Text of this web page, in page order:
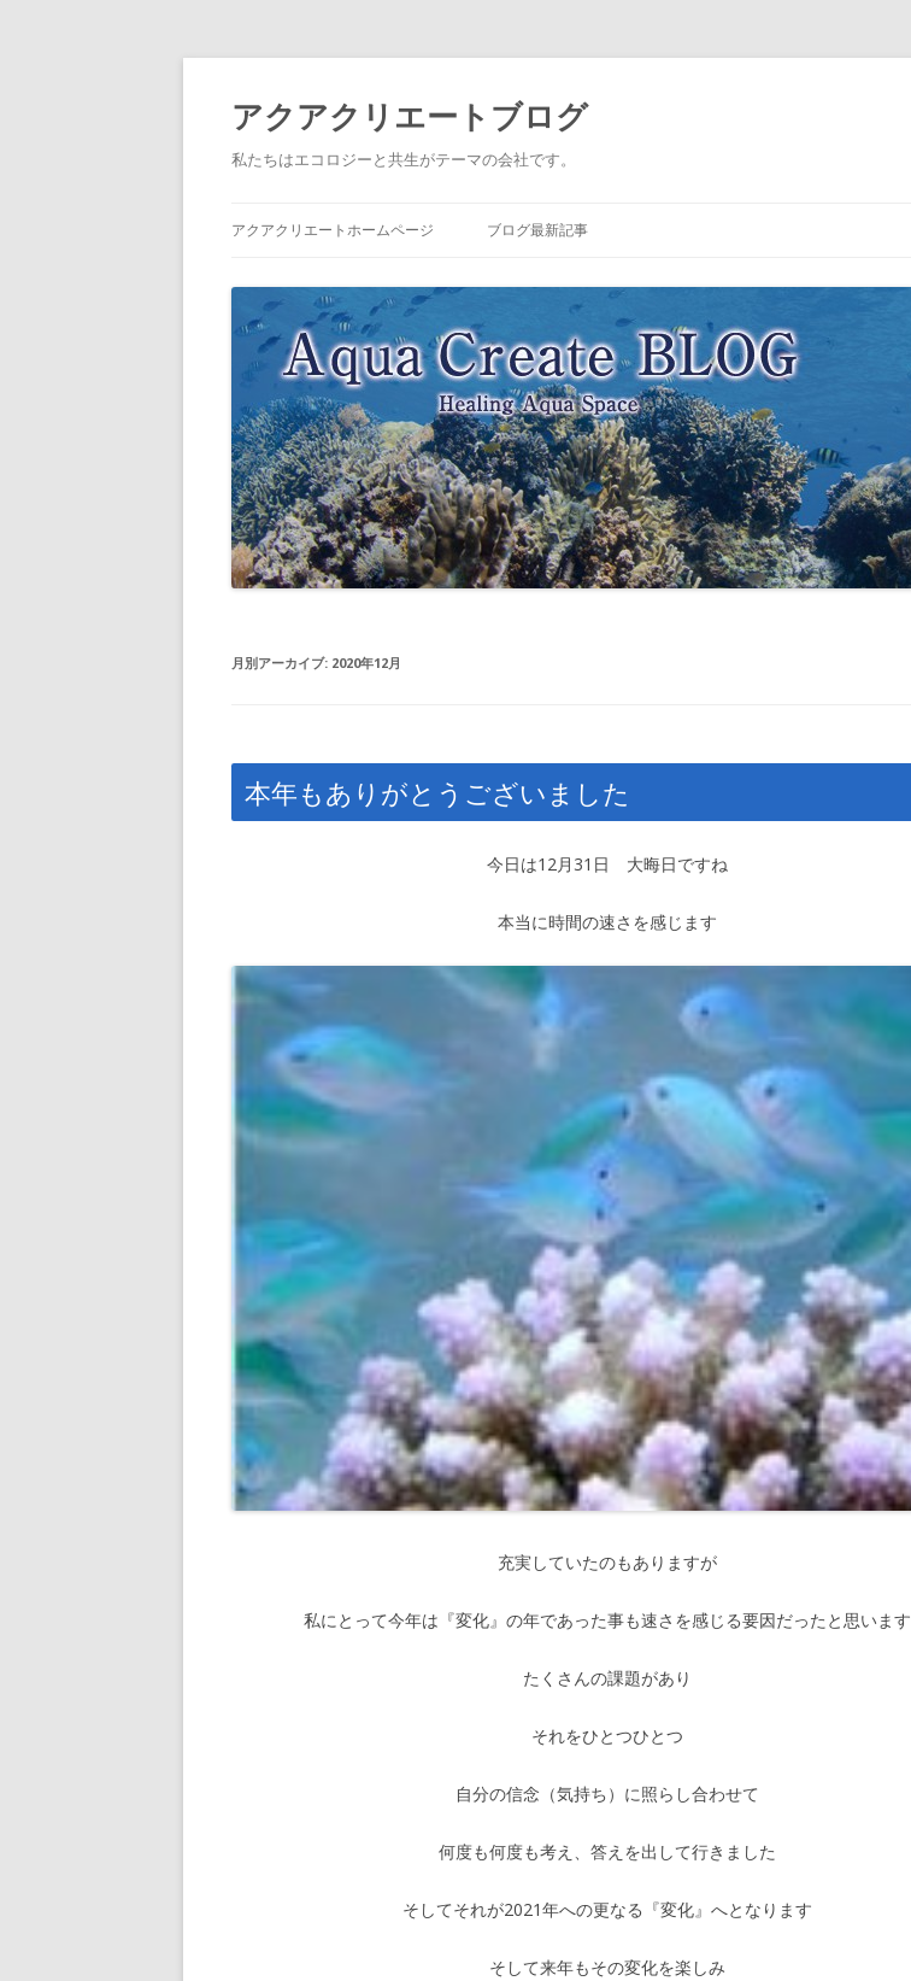
アクアクリエートブログ
私たちはエコロジーと共生がテーマの会社です。
へ
アクアクリエートホームページ ブログ最新記事
月別アーカイブ: 2020年12月
本年もありがとうございました
今日は12月31日 大晦日ですね
本当に時間の速さを感じます
充実していたのもありますが
私にとって今年は『変化』の年であった事も速さを感じる要因だったと思います
たくさんの課題があり
それをひとつひとつ
自分の信念（気持ち）に照らし合わせて
何度も何度も考え、答えを出して行きました
そしてそれが2021年への更なる『変化』へとなります
そして来年もその変化を楽しみ